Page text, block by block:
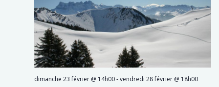
dimanche 23 février @ 14h00-vendredi 28 février @ 18h00